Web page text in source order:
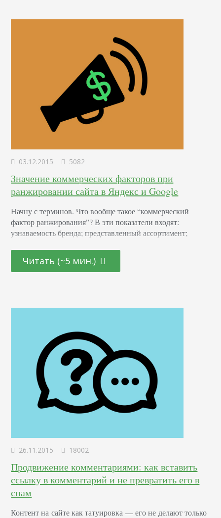
03.12.2015 5082
Значение коммерческих факторов при
ранжировании сайта в Яндекс и Google
Начну с терминов. Что вообще такое “коммерческий
фактор ранжирования”? В эти показатели входят:
узнаваемость бренда; представленный ассортимент;
опции оплаты; и так далее. Представьте себя на месте
клиента. Что вам важно? Во-первых, вы хотите быть
Читать (~5 мин.)
26.11.2015 18002
Продвижение комментариями: как вставить
ссылку в комментарий и не превратить его в
спам
Контент на сайте как татуировка — его не делают только